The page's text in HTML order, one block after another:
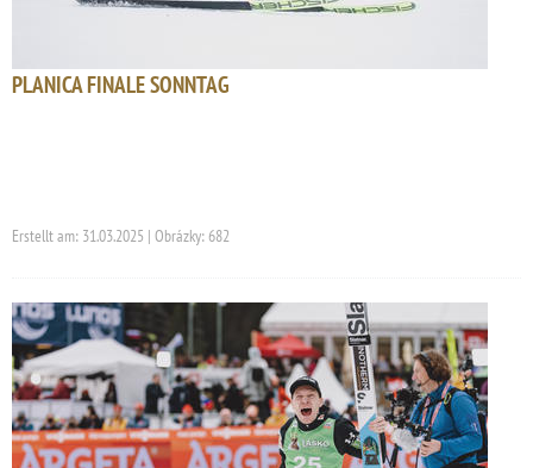
PLANICA FINALE SONNTAG
Erstellt am: 31.03.2025 | Obrázky: 682